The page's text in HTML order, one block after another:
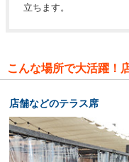
立ちます。
こんな場所で大活躍！
店舗などのテラス席